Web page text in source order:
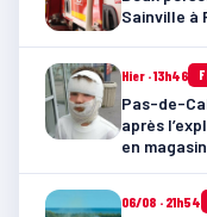
Sainville à
Hier · 13h46
Pas-de-
après
en magasin
06/08 · 21h54